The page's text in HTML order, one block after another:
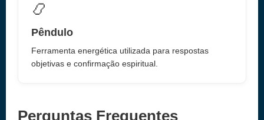
📿
Pêndulo
Ferramenta energética utilizada para respostas
objetivas e confirmação espiritual.
Perguntas Frequentes